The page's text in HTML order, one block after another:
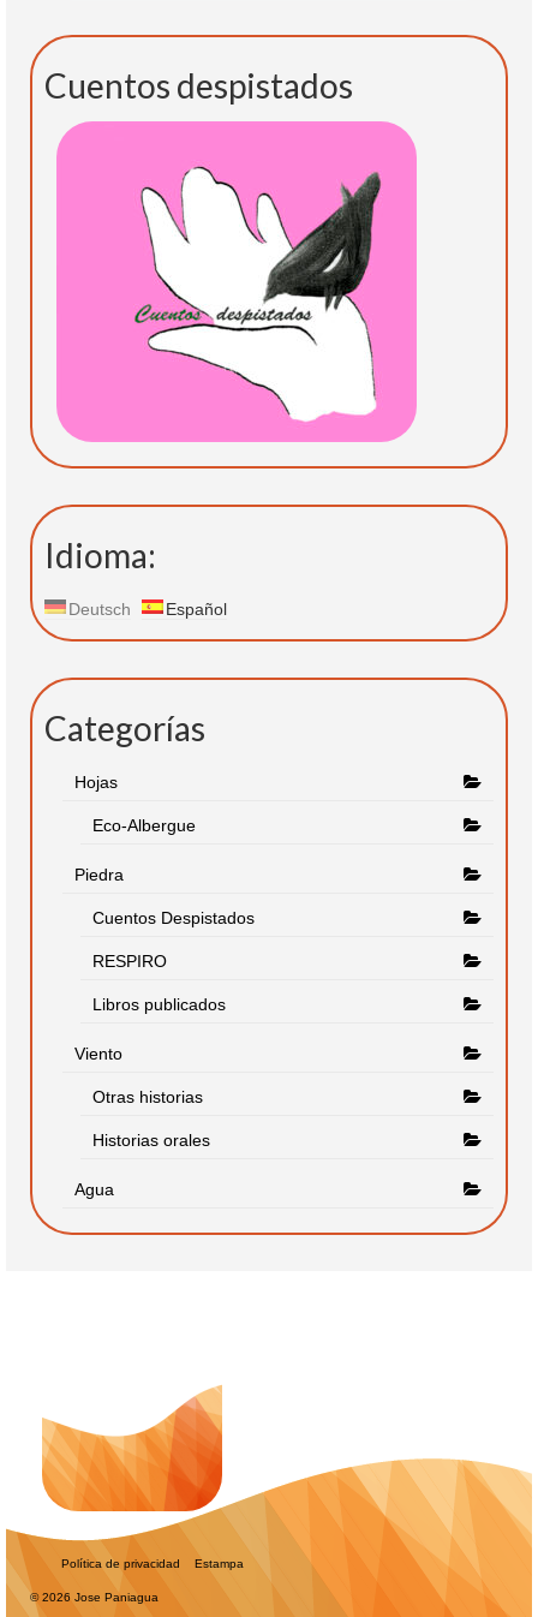
Cuentos despistados
Idioma:
Deutsch Español
Categorías
Hojas
Eco-Albergue
Piedra
Cuentos Despistados
RESPIRO
Libros publicados
Viento
Otras historias
Historias orales
Agua
Política de privacidad Estampa
© 2026 Jose Paniagua